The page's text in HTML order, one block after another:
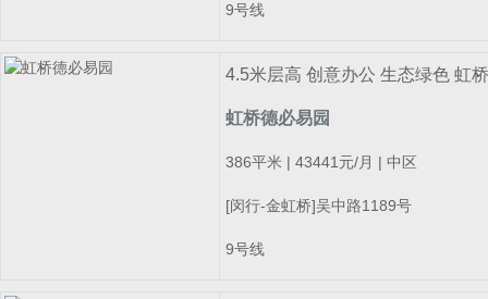
9号线
4.5米层高 创意办公 生态绿色 虹
虹桥德必易园
386平米 | 43441元/月 | 中区
[闵行-金虹桥]吴中路1189号
9号线